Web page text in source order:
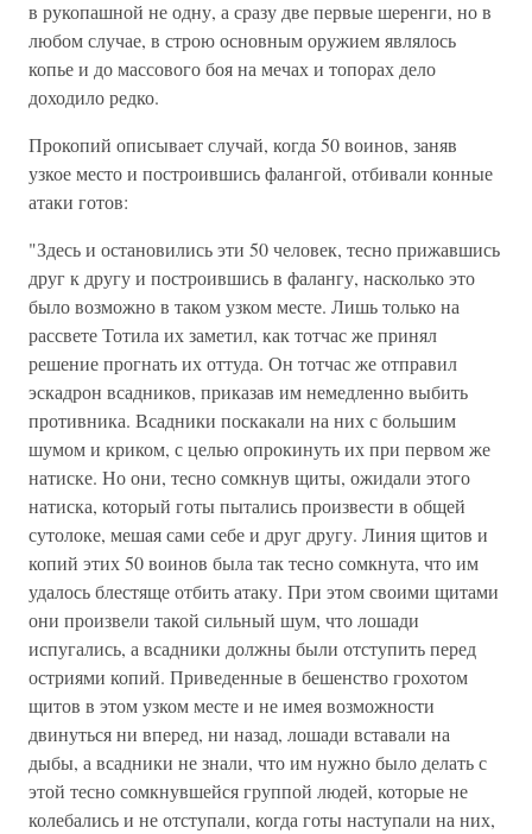
в рукопашной не одну, а сразу две первые шеренги, но в
любом случае, в строю основным оружием являлось
копье и до массового боя на мечах и топорах дело
доходило редко.
Прокопий описывает случай, когда 50 воинов, заняв
узкое место и построившись фалангой, отбивали конные
атаки готов:
"Здесь и остановились эти 50 человек, тесно прижавшись
друг к другу и построившись в фалангу, насколько это
было возможно в таком узком месте. Лишь только на
рассвете Тотила их заметил, как тотчас же принял
решение прогнать их оттуда. Он тотчас же отправил
эскадрон всадников, приказав им немедленно выбить
противника. Всадники поскакали на них с большим
шумом и криком, с целью опрокинуть их при первом же
натиске. Но они, тесно сомкнув щиты, ожидали этого
натиска, который готы пытались произвести в общей
сутолоке, мешая сами себе и друг другу. Линия щитов и
копий этих 50 воинов была так тесно сомкнута, что им
удалось блестяще отбить атаку. При этом своими щитами
они произвели такой сильный шум, что лошади
испугались, а всадники должны были отступить перед
остриями копий. Приведенные в бешенство грохотом
щитов в этом узком месте и не имея возможности
двинуться ни вперед, ни назад, лошади вставали на
дыбы, а всадники не знали, что им нужно было делать с
этой тесно сомкнувшейся группой людей, которые не
колебались и не отступали, когда готы наступали на них,